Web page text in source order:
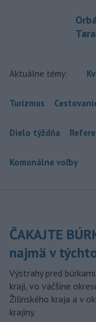
Aktuálne témy:
Turizmus
Dielo týždňa
Komunálne voľby
ČAKAJTE
najmä v
Výstrahy pred
kraji, vo väčšine
Žilinského kraja a v
krajiny.